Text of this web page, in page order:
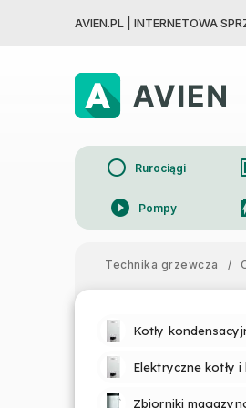
AVIEN.PL | INTERNETOWA
circle Rurociągi
play_circle_filled Pompy
Technika grzewcza
/
Kotły
Zbiorniki